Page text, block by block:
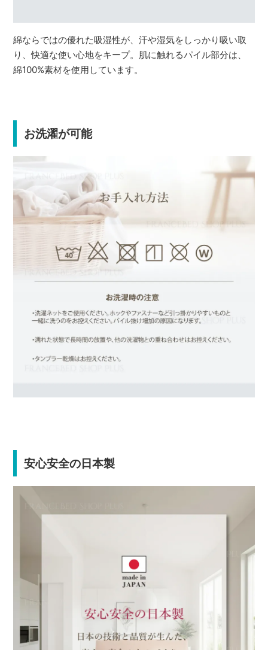
綿ならではの優れた吸湿性が、汗や湿気をしっかり吸い取
り、快適な使い心地をキープ。肌に触れるパイル部分は、
綿100%素材を使用しています。
お洗濯が可能
安心安全の日本製